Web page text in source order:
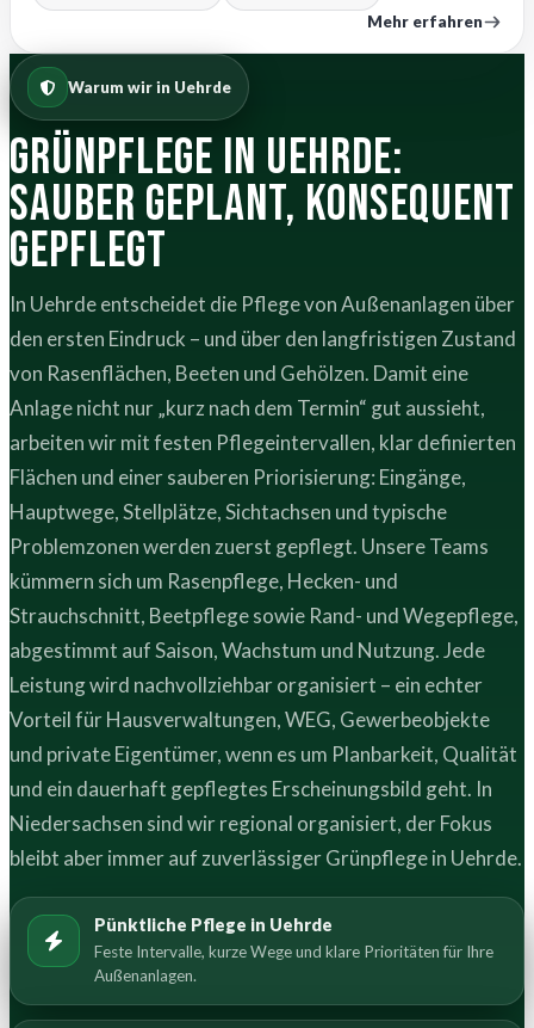
Mehr erfahren
Warum wir in Uehrde
Grünpflege in Uehrde:
sauber geplant, konsequent
gepflegt
In Uehrde entscheidet die Pflege von Außenanlagen über
den ersten Eindruck – und über den langfristigen Zustand
von Rasenflächen, Beeten und Gehölzen. Damit eine
Anlage nicht nur „kurz nach dem Termin“ gut aussieht,
arbeiten wir mit festen Pflegeintervallen, klar definierten
Flächen und einer sauberen Priorisierung: Eingänge,
Hauptwege, Stellplätze, Sichtachsen und typische
Problemzonen werden zuerst gepflegt. Unsere Teams
kümmern sich um Rasenpflege, Hecken- und
Strauchschnitt, Beetpflege sowie Rand- und Wegepflege,
abgestimmt auf Saison, Wachstum und Nutzung. Jede
Leistung wird nachvollziehbar organisiert – ein echter
Vorteil für Hausverwaltungen, WEG, Gewerbeobjekte
und private Eigentümer, wenn es um Planbarkeit, Qualität
und ein dauerhaft gepflegtes Erscheinungsbild geht. In
Niedersachsen sind wir regional organisiert, der Fokus
bleibt aber immer auf zuverlässiger Grünpflege in Uehrde.
Pünktliche Pflege in Uehrde
Feste Intervalle, kurze Wege und klare Prioritäten für Ihre
Außenanlagen.